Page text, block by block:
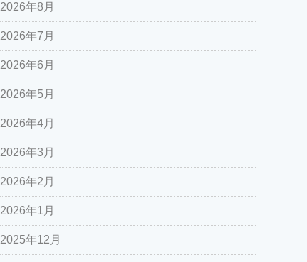
2026年8月
2026年7月
2026年6月
2026年5月
2026年4月
2026年3月
2026年2月
2026年1月
2025年12月